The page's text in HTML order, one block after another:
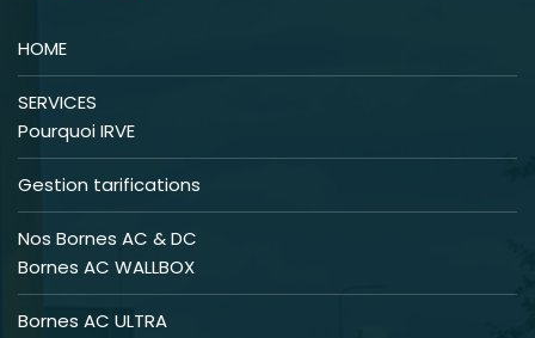
HOME
SERVICES
Pourquoi IRVE
Gestion tarifications
Nos Bornes AC & DC
Bornes AC WALLBOX
Bornes AC ULTRA